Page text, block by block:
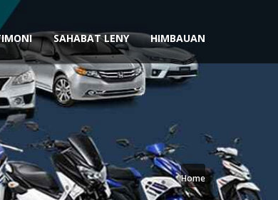
SAHABAT LENY HIMBAUAN
Home